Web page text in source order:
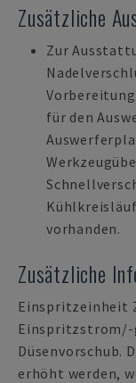
Zusätzliche
Zur
für den
vorhanden.
Zusätzliche
Einspritzeinheit
Einspritzstrom/-
Düsenvorschub.
erhöht werden,